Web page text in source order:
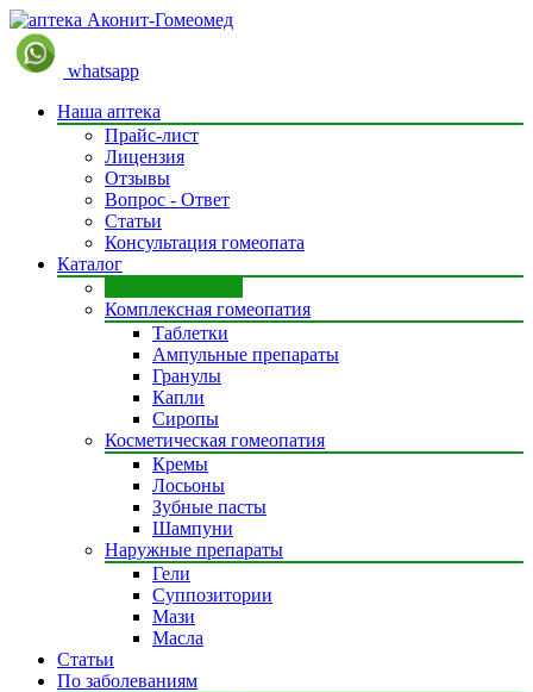
whatsapp
Наша аптека
Прайс-лист
Лицензия
Отзывы
Вопрос - Ответ
Статьи
Консультация гомеопата
Каталог
Комплексная гомеопатия
Таблетки
Ампульные препараты
Гранулы
Капли
Сиропы
Косметическая гомеопатия
Кремы
Лосьоны
Зубные пасты
Шампуни
Наружные препараты
Гели
Суппозитории
Мази
Масла
Статьи
По заболеваниям